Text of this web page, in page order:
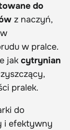
do
z naczyń,
w pralce.
jak cytrynian
pralek.
do
i efektywny